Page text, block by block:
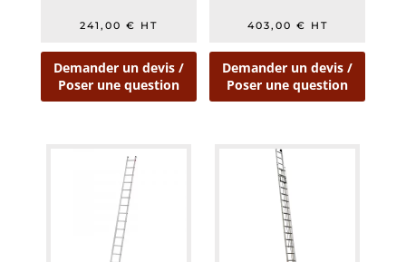
241,00 € HT
Demander un devis /
Poser une question
403,00 € HT
Demander un devis /
Poser une question